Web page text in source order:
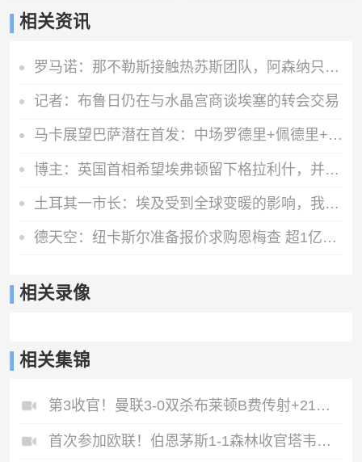
相关资讯
罗马诺：那不勒斯接触热苏斯团队，阿森纳只接受永久转会
记者：布鲁日仍在与水晶宫商谈埃塞的转会交易
马卡展望巴萨潜在首发：中场罗德里+佩德里+奥尔莫 阿德耶米中锋
博主：英国首相希望埃弗顿留下格拉利什，并在今夏签下一名右后卫
土耳其一市长：埃及受到全球变暖的影响，我们愿给萨拉赫一块土地
德天空：纽卡斯尔准备报价求购恩梅查 超1亿欧才能让多特考虑放人
相关录像
相关集锦
第3收官！曼联3-0双杀布莱顿B费传射+21助破纪录独享英超助攻王
首次参加欧联！伯恩茅斯1-1森林收官塔韦尼耶救主怀特远射破门